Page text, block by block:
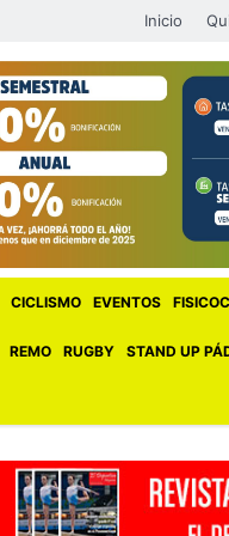
Inicio
CICLISMO EVENTOS
REMO RUGBY STAND UP